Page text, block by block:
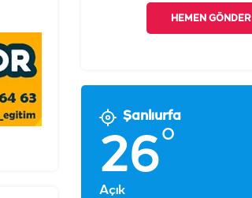
HEMEN GÖNDER
Şanlıurfa
26°
Açık